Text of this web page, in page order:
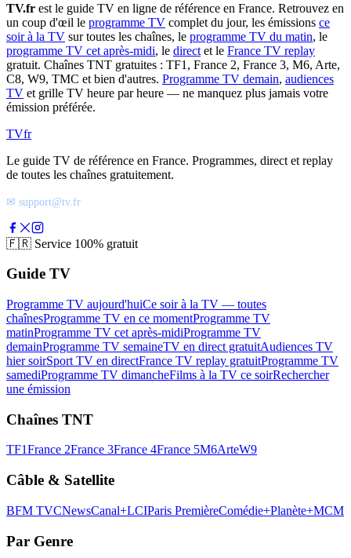
TV.fr est le guide TV en ligne de référence en France. Retrouvez en
un coup d'œil le programme TV complet du jour, les émissions ce
soir à la TV sur toutes les chaînes, le programme TV du matin, le
programme TV cet après-midi, le direct et le France TV replay
gratuit. Chaînes TNT gratuites : TF1, France 2, France 3, M6, Arte,
C8, W9, TMC et bien d'autres. Programme TV demain, audiences
TV et grille TV heure par heure — ne manquez plus jamais votre
émission préférée.
TVfr
Le guide TV de référence en France. Programmes, direct et replay
de toutes les chaînes gratuitement.
✉ support@tv.fr
🇫🇷 Service 100% gratuit
Guide TV
Programme TV aujourd'huiCe soir à la TV — toutes
chaînesProgramme TV en ce momentProgramme TV
matinProgramme TV cet après-midiProgramme TV
demainProgramme TV semaineTV en direct gratuitAudiences TV
hier soirSport TV en directFrance TV replay gratuitProgramme TV
samediProgramme TV dimancheFilms à la TV ce soirRechercher
une émission
Chaînes TNT
TF1France 2France 3France 4France 5M6ArteW9
Câble & Satellite
BFM TVCNewsCanal+LCIParis PremièreComédie+Planète+MCM
Par Genre